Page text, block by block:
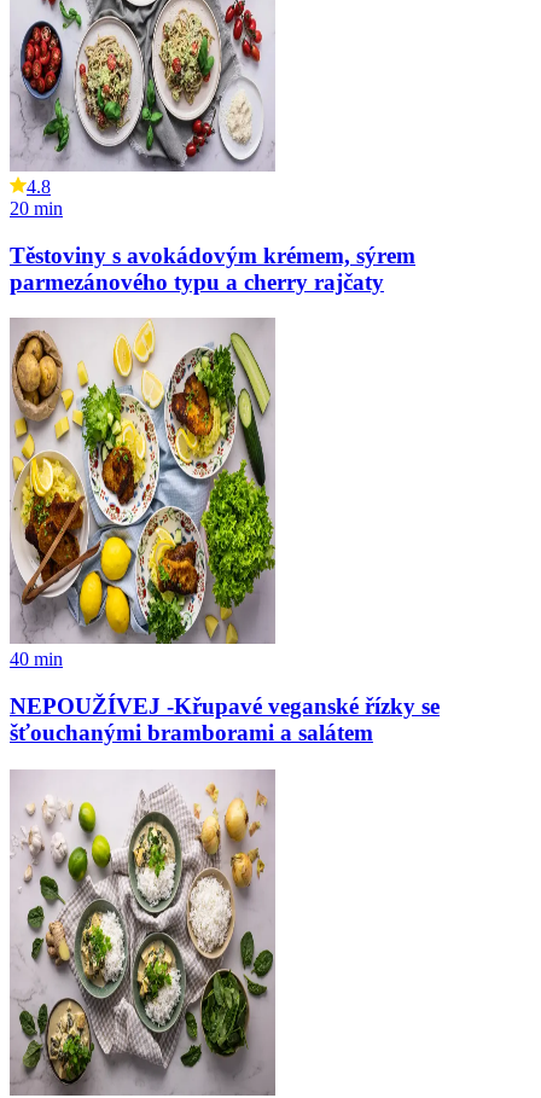
4.8
20 min
Těstoviny s avokádovým krémem, sýrem
parmezánového typu a cherry rajčaty
40 min
NEPOUŽÍVEJ -Křupavé veganské řízky se
šťouchanými bramborami a salátem